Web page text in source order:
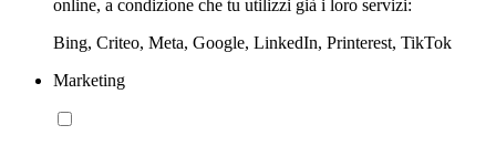
online, a condizione che tu utilizzi già i loro servizi:
Bing, Criteo, Meta, Google, LinkedIn, Printerest, TikTok
Marketing